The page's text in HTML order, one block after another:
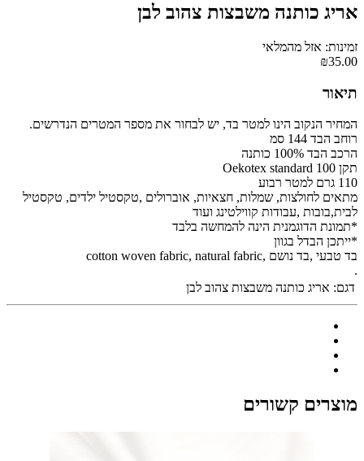
אריג כותנה משבצות צהוב לבן
זמינות: אזל מהמלאי
₪35.00
תיאור
המחיר הנקוב הינו למטר בד, יש לבחור את מספר המטרים הנדרשים.
רוחב הבד 144 סמ
הרכב הבד 100% כותנה
תקן Oekotex standard 100
110 גרם למטר רבוע
מתאים לחולצות, שמלות, חצאיות, אוברולים ,טקסטיל ילדים, טקסטיל
לבית,בובות ,עבודות קווילטינג ועוד
*תמונת הדוגמנית הינה להמחשה בלבד
*ייתכן הבדל בגוון
בד טבעי ,בד נושם ,cotton woven fabric, natural fabric
.
דגם: אריג כותנה משבצות צהוב לבן
מוצרים קשורים